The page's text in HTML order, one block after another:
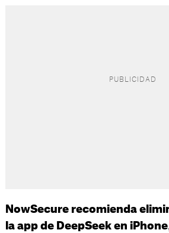
NowSecure recomienda
la app de DeepSeek en iPhone